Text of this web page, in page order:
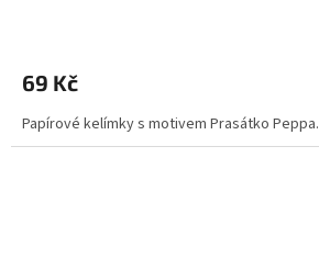
69 Kč
Papírové kelímky s motivem Prasátko Peppa.